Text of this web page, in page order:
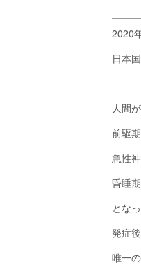
2020
日本
人間
前駆
急性
昏睡
とな
発症
唯一